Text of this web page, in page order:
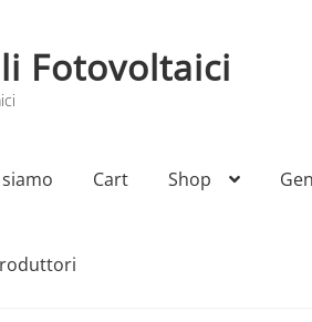
Fotovoltaici
Cart Shop